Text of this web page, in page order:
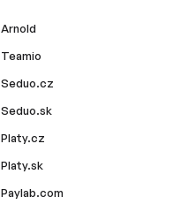
Arnold
Teamio
Seduo.cz
Seduo.sk
Platy.cz
Platy.sk
Paylab.com